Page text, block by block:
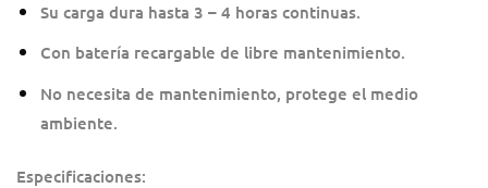
Su carga dura hasta 3 – 4 horas continuas.
Con batería recargable de libre mantenimiento.
No necesita de mantenimiento, protege el medio
ambiente.
Especificaciones: